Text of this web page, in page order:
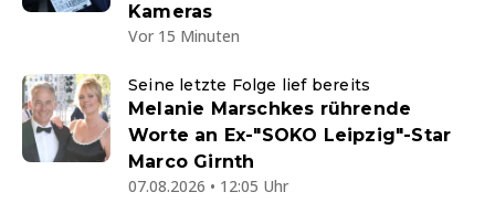
Kameras
Vor 15 Minuten
Seine letzte Folge lief bereits
Melanie Marschkes rührende
Worte an Ex-"SOKO Leipzig"-Star
Marco Girnth
07.08.2026 • 12:05 Uhr